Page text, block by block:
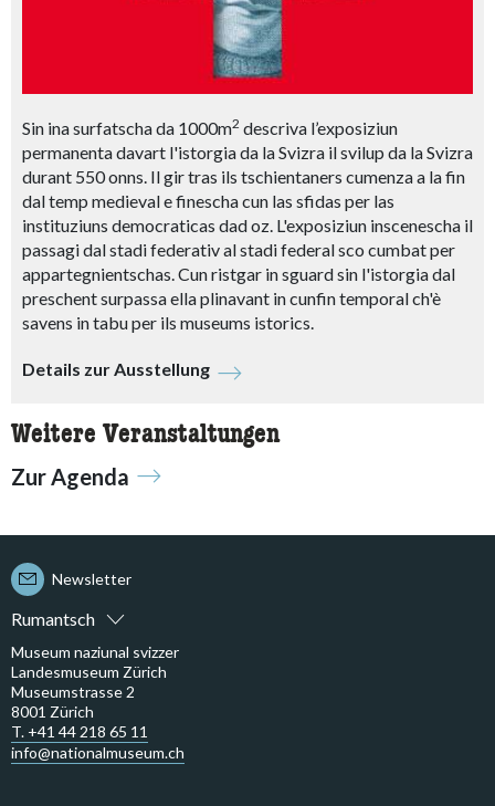
Sin ina surfatscha da 1000m2 descriva l’exposiziun
permanenta davart l'istorgia da la Svizra il svilup da la Svizra
durant 550 onns. Il gir tras ils tschientaners cumenza a la fin
dal temp medieval e finescha cun las sfidas per las
instituziuns democraticas dad oz. L'exposiziun inscenescha il
passagi dal stadi federativ al stadi federal sco cumbat per
appartegnientschas. Cun ristgar in sguard sin l'istorgia dal
preschent surpassa ella plinavant in cunfin temporal ch'è
savens in tabu per ils museums istorics.
Details zur Ausstellung
Weitere Veranstaltungen
Zur Agenda
Rumantsch
Newsletter
Museum naziunal svizzer
Landesmuseum Zürich
Museumstrasse 2
8001 Zürich
T. +41 44 218 65 11
info@nationalmuseum.ch